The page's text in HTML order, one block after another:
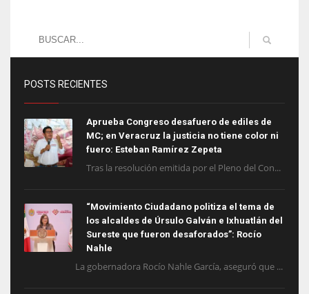
POSTS RECIENTES
Aprueba Congreso desafuero de ediles de
MC; en Veracruz la justicia no tiene color ni
fuero: Esteban Ramírez Zepeta
Tras la resolución emitida por el Pleno del Con...
“Movimiento Ciudadano politiza el tema de
los alcaldes de Úrsulo Galván e Ixhuatlán del
Sureste que fueron desaforados”: Rocío
Nahle
La gobernadora Rocío Nahle García, aseguró que ...